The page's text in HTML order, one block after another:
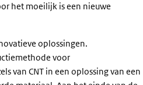
het moeilijk is een nieuwe
oplossingen.
voor
van CNT in een oplossing van een